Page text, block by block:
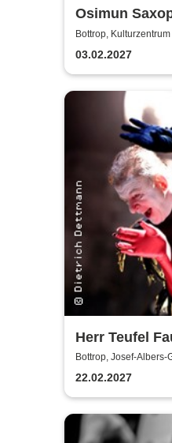
Osimun
Bottrop,
03.02.2027
Herr Teufel
Studio
Bottrop, Josef-Albers-
22.02.2027